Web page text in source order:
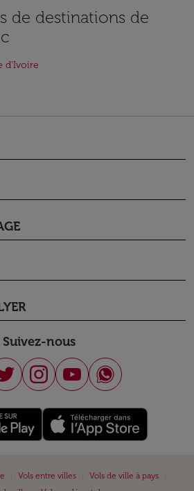
de destinations de
d'Ivoire
Suivez-nous
Vols entre villes Vols de ville à pays